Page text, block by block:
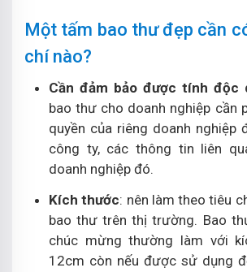
Một tấm bao thư đẹp cần
chí nào?
Cần đảm bảo được tính độc
bao thư cho doanh nghiệp cần
quyền của riêng doanh nghiệp
công ty, các thông tin liên
doanh nghiệp đó.
Kích thước: nên làm theo tiêu
bao thư trên thị trường. Bao
chúc mừng thường làm với
12cm còn nếu được sử dụng